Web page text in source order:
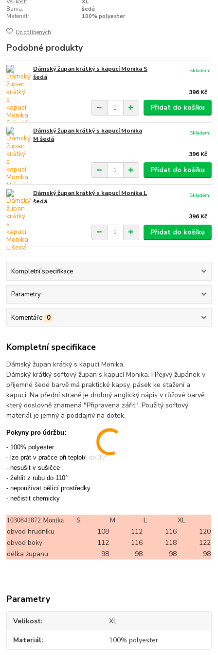
Velikost:
XL
Barva:
šedá
Materiál:
100% polyester
Do oblíbených
Podobné produkty
Dámský župan krátký s kapucí Monika S
šedá
396 Kč
Skladem
Přidat do košíku
Dámský župan krátký s kapucí Monika
M šedá
396 Kč
Skladem
Přidat do košíku
Dámský župan krátký s kapucí Monika L
šedá
396 Kč
Skladem
Přidat do košíku
Kompletní specifikace
Parametry
Komentáře 0
Kompletní specifikace
Dámský župan krátký s kapucí Monika.
Dámský krátký softový župan s kapucí Monika. Hřejivý župánek v
příjemné šedé barvě má praktické kapsy, pásek ke stažení a
kapuci. Na přední straně je drobný anglický nápis v růžové barvě,
který doslovně znamená "Připravena zářit". Použitý softový
materiál je jemný a poddajný na dotek.
Pokyny pro údržbu:
- 100% polyester
- lze prát v pračce při teplotě do 30°
- nesušit v sušičce
- žehlit z rubu do 110°
- nepoužívat bělící prostředky
- nečistit chemicky
1030841872 Monika S M L
XL
obvod hrudníku
108 112 116
120
obvod boky
112 116 118
122
délka županu
98 98 98 98
Parametry
Velikost XL
Materiál 100% polyester